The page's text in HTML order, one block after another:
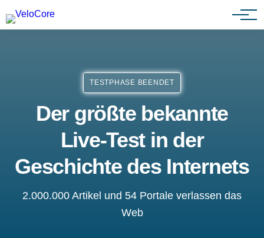
Partnerprogramm
TESTPHASE BEENDET
Der größte bekannte
Live-Test in der
Geschichte des Internets
2.000.000 Artikel und 54 Portale verlassen das
Web